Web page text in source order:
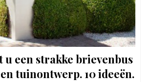
u een strakke brievenbus
tuinontwerp. 10 ideeën.